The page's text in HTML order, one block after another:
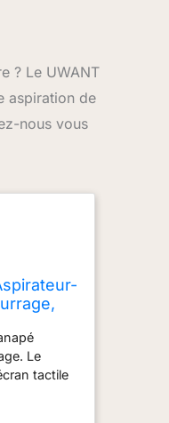
? Le UWANT
aspiration de
nous vous
Le
tactile